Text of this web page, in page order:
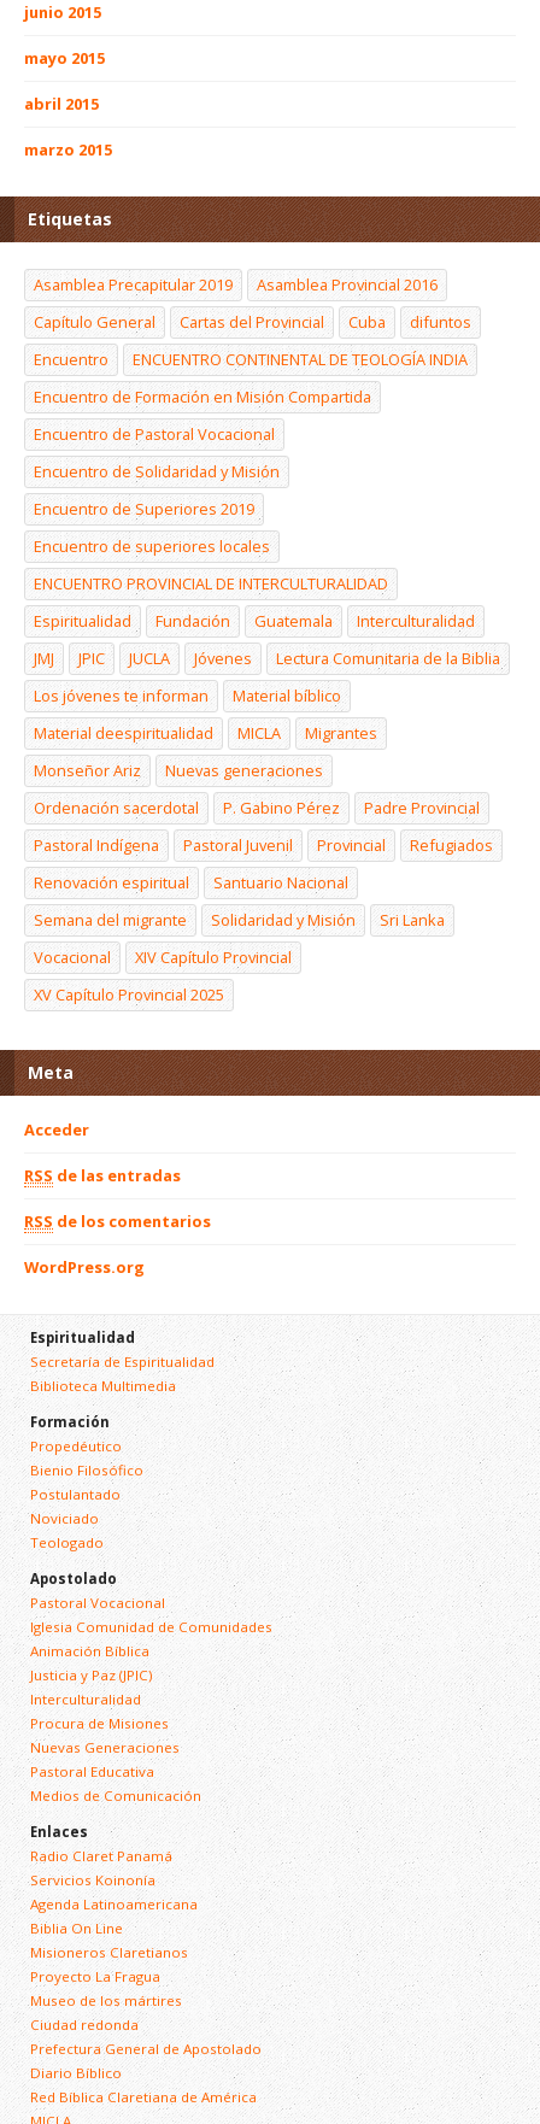
junio 2015
mayo 2015
abril 2015
marzo 2015
Etiquetas
Asamblea Precapitular 2019
Asamblea Provincial 2016
Capítulo General
Cartas del Provincial Cuba
difuntos
Encuentro
ENCUENTRO CONTINENTAL DE TEOLOGÍA INDIA
Encuentro de Formación en Misión Compartida
Encuentro de Pastoral Vocacional
Encuentro de Solidaridad y Misión
Encuentro de Superiores 2019
Encuentro de superiores locales
ENCUENTRO PROVINCIAL DE INTERCULTURALIDAD
Espiritualidad
Fundación Guatemala
Interculturalidad
JMJ
JPIC JUCLA Jóvenes
Lectura Comunitaria de la Biblia
Los jóvenes te informan
Material bíblico
Material deespiritualidad
MICLA
Migrantes
Monseñor Ariz
Nuevas generaciones
Ordenación sacerdotal
P. Gabino Pérez
Padre Provincial
Pastoral Indígena
Pastoral Juvenil Provincial
Refugiados
Renovación espiritual
Santuario Nacional
Semana del migrante
Solidaridad y Misión
Sri Lanka
Vocacional
XIV Capítulo Provincial
XV Capítulo Provincial 2025
Meta
Acceder
RSS de las entradas
RSS de los comentarios
WordPress.org
Espiritualidad
Secretaría de Espiritualidad
Biblioteca Multimedia
Formación
Propedéutico
Bienio Filosófico
Postulantado
Noviciado
Teologado
Apostolado
Pastoral Vocacional
Iglesia Comunidad de Comunidades
Animación Bíblica
Justicia y Paz (JPIC)
Interculturalidad
Procura de Misiones
Nuevas Generaciones
Pastoral Educativa
Medios de Comunicación
Enlaces
Radio Claret Panamá
Servicios Koinonía
Agenda Latinoamericana
Biblia On Line
Misioneros Claretianos
Proyecto La Fragua
Museo de los mártires
Ciudad redonda
Prefectura General de Apostolado
Diario Bíblico
Red Bíblica Claretiana de América